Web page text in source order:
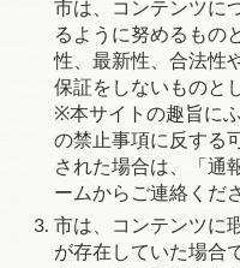
市は、コンテンツに
るように努めるもの
性、最新性、合法性
保証をしないものと
※本サイトの趣旨に
の禁止事項に反する
された場合は、「通
ームからご連絡くだ
市は、コンテンツに
が存在していた場合